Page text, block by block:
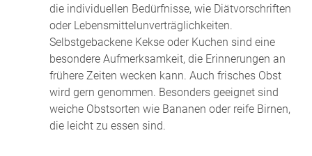
die individuellen Bedürfnisse, wie Diätvorschriften
oder Lebensmittelunverträglichkeiten.
Selbstgebackene Kekse oder Kuchen sind eine
besondere Aufmerksamkeit, die Erinnerungen an
frühere Zeiten wecken kann. Auch frisches Obst
wird gern genommen. Besonders geeignet sind
weiche Obstsorten wie Bananen oder reife Birnen,
die leicht zu essen sind.